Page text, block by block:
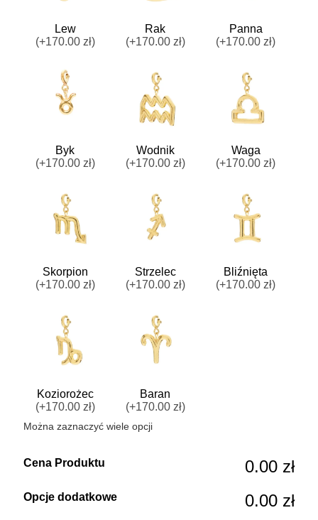
Lew
(+170.00 zł)
Rak
(+170.00 zł)
Panna
(+170.00 zł)
Byk
(+170.00 zł)
Wodnik
(+170.00 zł)
Waga
(+170.00 zł)
Skorpion
(+170.00 zł)
Strzelec
(+170.00 zł)
Bliźnięta
(+170.00 zł)
Koziorożec
(+170.00 zł)
Baran
(+170.00 zł)
Można zaznaczyć wiele opcji
Cena Produktu 0.00 zł
Opcje dodatkowe 0.00 zł